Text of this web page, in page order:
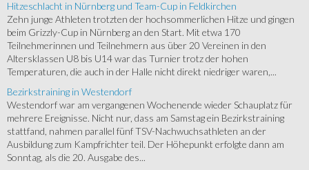
Hitzeschlacht in Nürnberg und Team-Cup in Feldkirchen
Zehn junge Athleten trotzten der hochsommerlichen Hitze und gingen
beim Grizzly-Cup in Nürnberg an den Start. Mit etwa 170
Teilnehmerinnen und Teilnehmern aus über 20 Vereinen in den
Altersklassen U8 bis U14 war das Turnier trotz der hohen
Temperaturen, die auch in der Halle nicht direkt niedriger waren,...
Bezirkstraining in Westendorf
Westendorf war am vergangenen Wochenende wieder Schauplatz für
mehrere Ereignisse. Nicht nur, dass am Samstag ein Bezirkstraining
stattfand, nahmen parallel fünf TSV-Nachwuchsathleten an der
Ausbildung zum Kampfrichter teil. Der Höhepunkt erfolgte dann am
Sonntag, als die 20. Ausgabe des...